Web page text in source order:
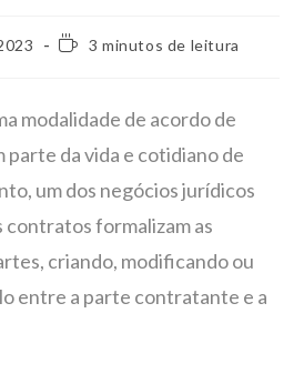
3 minutos de leitura
modalidade de acordo de
parte da vida e cotidiano de
um dos negócios jurídicos
contratos formalizam as
criando, modificando ou
entre a parte contratante e a